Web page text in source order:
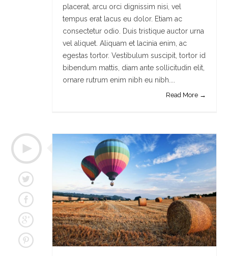
placerat, arcu orci dignissim nisi, vel
tempus erat lacus eu dolor. Etiam ac
consectetur odio. Duis tristique auctor urna
vel aliquet. Aliquam et lacinia enim, ac
egestas tortor. Vestibulum suscipit, tortor id
bibendum mattis, diam ante sollicitudin elit,
ornare rutrum enim nibh eu nibh....
Read More →